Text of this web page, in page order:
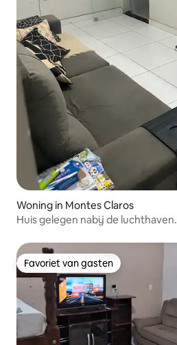
Woning in Montes Claros
Huis gelegen nabij de luchthaven.
Favoriet van gasten
Favoriet van gasten